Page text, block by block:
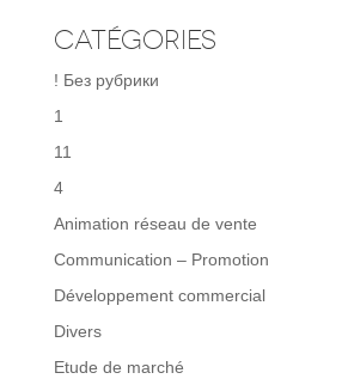
Catégories
! Без рубрики
1
11
4
Animation réseau de vente
Communication – Promotion
Développement commercial
Divers
Etude de marché